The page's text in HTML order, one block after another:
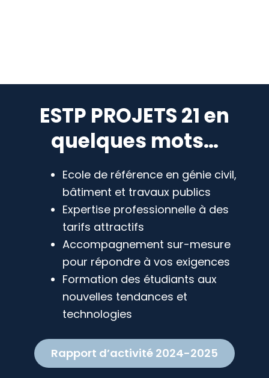
ESTP PROJETS 21 en
quelques mots…
Ecole de référence en génie civil,
bâtiment et travaux publics
Expertise professionnelle à des
tarifs attractifs
Accompagnement sur-mesure
pour répondre à vos exigences
Formation des étudiants aux
nouvelles tendances et
technologies
Rapport d’activité 2024-2025